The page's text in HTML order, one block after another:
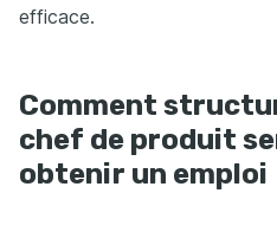
efficace.
Comment
chef de produit
obtenir un emploi